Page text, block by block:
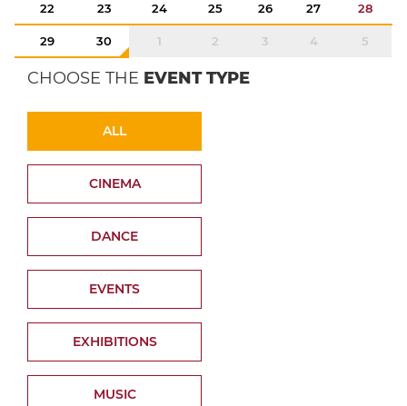
22 23 24 25 26 27 28
29 30 1 2 3 4 5
CHOOSE THE EVENT TYPE
ALL
CINEMA
DANCE
EVENTS
EXHIBITIONS
MUSIC